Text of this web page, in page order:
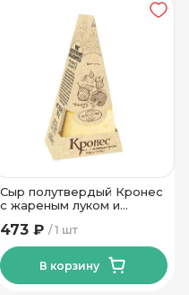
Сыр полутвердый Кронес
с жареным луком и
Молочный Мир
1 шт
473 ₽
В корзину